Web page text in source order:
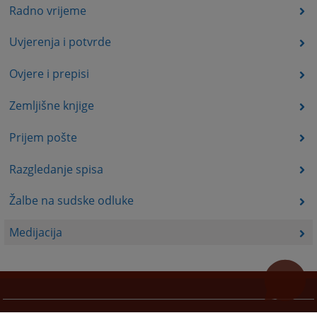
Radno vrijeme
Uvjerenja i potvrde
Ovjere i prepisi
Zemljišne knjige
Prijem pošte
Razgledanje spisa
Žalbe na sudske odluke
Medijacija